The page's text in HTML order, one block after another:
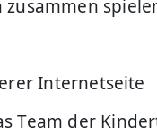
Internetseite
Team der